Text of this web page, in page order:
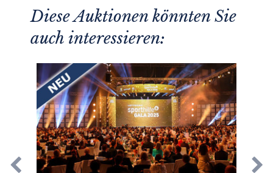
Diese Auktionen könnten Sie
auch interessieren: